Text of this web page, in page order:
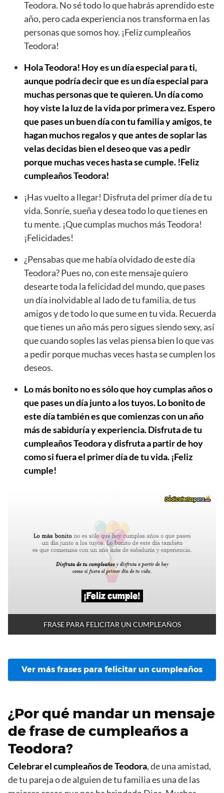
Teodora. No sé todo lo que habrás aprendido este
año, pero cada experiencia nos transforma en las
personas que somos hoy. ¡Feliz cumpleaños
Teodora!
Hola Teodora! Hoy es un día especial para ti,
aunque podría decir que es un día especial para
muchas personas que te quieren. Un día como
hoy viste la luz de la vida por primera vez. Espero
que pases un buen día con tu familia y amigos, te
hagan muchos regalos y que antes de soplar las
velas decidas bien el deseo que vas a pedir
porque muchas veces hasta se cumple. !Feliz
cumpleaños Teodora!
¡Has vuelto a llegar! Disfruta del primer día de tu
vida. Sonríe, sueña y desea todo lo que tienes en
tu mente. ¡Que cumplas muchos más Teodora!
¡Felicidades!
¿Pensabas que me había olvidado de este día
Teodora? Pues no, con este mensaje quiero
desearte toda la felicidad del mundo, que pases
un día inolvidable al lado de tu familia, de tus
amigos y de todo lo que sume en tu vida. Recuerda
que tienes un año más pero sigues siendo sexy, así
que cuando soples las velas piensa bien lo que vas
a pedir porque muchas veces hasta se cumplen los
deseos.
Lo más bonito no es sólo que hoy cumplas años o
que pases un día junto a los tuyos. Lo bonito de
este día también es que comienzas con un año
más de sabiduría y experiencia. Disfruta de tu
cumpleaños Teodora y disfruta a partir de hoy
como si fuera el primer día de tu vida. ¡Feliz
cumple!
FRASE PARA FELICITAR UN CUMPLEAÑOS
Ver más frases para felicitar un cumpleaños
¿Por qué mandar un mensaje
de frase de cumpleaños a
Teodora?
Celebrar el cumpleaños de Teodora, de una amistad,
de tu pareja o de alguien de tu familia es una de las